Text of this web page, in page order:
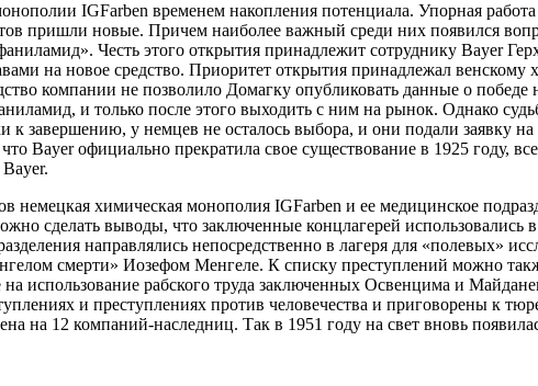
IGFarben временем накопления потенциала. Упорная
пришли новые. Причем наиболее важный среди них появился
Честь этого открытия принадлежит сотруднику Bayer
на новое средство. Приоритет открытия принадлежал
компании не позволило Домагку опубликовать данные о
и только после этого выходить с ним на рынок. Однако
к завершению, у немцев не осталось выбора, и они подали заявку
Bayer официально прекратила свое существование в 1925 году,
немецкая химическая монополия IGFarben и ее медицинское
сделать выводы, что заключенные концлагерей
направлялись непосредственно в лагеря для «полевых»
смерти» Иозефом Менгеле. К списку преступлений можно
на использование рабского труда заключенных Освенцима и
и преступлениях против человечества и приговорены к
на 12 компаний-наследниц. Так в 1951 году на свет вновь